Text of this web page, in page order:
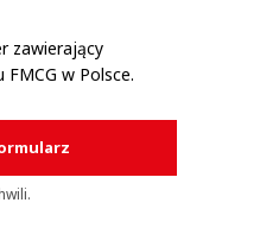
zawierający
w Polsce.